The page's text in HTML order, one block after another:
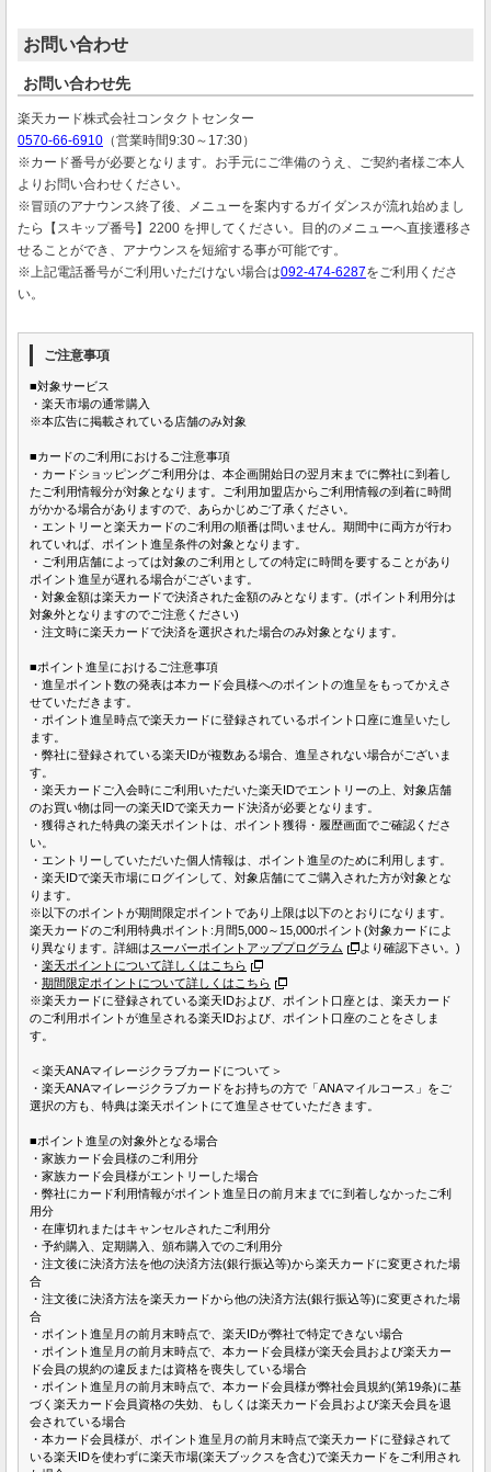
お問い合わせ
お問い合わせ先
楽天カード株式会社コンタクトセンター
0570-66-6910 （営業時間9:30～17:30）
※カード番号が必要となります。お手元にご準備のうえ、ご契約者様ご本人
よりお問い合わせください。
※冒頭のアナウンス終了後、メニューを案内するガイダンスが流れ始めまし
たら【スキップ番号】2200 を押してください。目的のメニューへ直接遷移さ
せることができ、アナウンスを短縮する事が可能です。
※上記電話番号がご利用いただけない場合は092-474-6287をご利用くださ
い。
ご注意事項
■対象サービス
・楽天市場の通常購入
※本広告に掲載されている店舗のみ対象
■カードのご利用におけるご注意事項
・カードショッピングご利用分は、本企画開始日の翌月末までに弊社に到着し
たご利用情報分が対象となります。ご利用加盟店からご利用情報の到着に時間
がかかる場合がありますので、あらかじめご了承ください。
・エントリーと楽天カードのご利用の順番は問いません。期間中に両方が行わ
れていれば、ポイント進呈条件の対象となります。
・ご利用店舗によっては対象のご利用としての特定に時間を要することがあり
ポイント進呈が遅れる場合がございます。
・対象金額は楽天カードで決済された金額のみとなります。(ポイント利用分は
対象外となりますのでご注意ください)
・注文時に楽天カードで決済を選択された場合のみ対象となります。
■ポイント進呈におけるご注意事項
・進呈ポイント数の発表は本カード会員様へのポイントの進呈をもってかえさ
せていただきます。
・ポイント進呈時点で楽天カードに登録されているポイント口座に進呈いたし
ます。
・弊社に登録されている楽天IDが複数ある場合、進呈されない場合がございま
す。
・楽天カードご入会時にご利用いただいた楽天IDでエントリーの上、対象店舗
のお買い物は同一の楽天IDで楽天カード決済が必要となります。
・獲得された特典の楽天ポイントは、ポイント獲得・履歴画面でご確認くださ
い。
・エントリーしていただいた個人情報は、ポイント進呈のために利用します。
・楽天IDで楽天市場にログインして、対象店舗にてご購入された方が対象とな
ります。
※以下のポイントが期間限定ポイントであり上限は以下のとおりになります。
楽天カードのご利用特典ポイント:月間5,000～15,000ポイント(対象カードによ
り異なります。詳細はスーパーポイントアッププログラム
より確認下さい。)
・ 楽天ポイントについて詳しくはこちら
・ 期間限定ポイントについて詳しくはこちら
※楽天カードに登録されている楽天IDおよび、ポイント口座とは、楽天カード
のご利用ポイントが進呈される楽天IDおよび、ポイント口座のことをさしま
す。
＜楽天ANAマイレージクラブカードについて＞
・楽天ANAマイレージクラブカードをお持ちの方で「ANAマイルコース」をご
選択の方も、特典は楽天ポイントにて進呈させていただきます。
■ポイント進呈の対象外となる場合
・家族カード会員様のご利用分
・家族カード会員様がエントリーした場合
・弊社にカード利用情報がポイント進呈日の前月末までに到着しなかったご利
用分
・在庫切れまたはキャンセルされたご利用分
・予約購入、定期購入、頒布購入でのご利用分
・注文後に決済方法を他の決済方法(銀行振込等)から楽天カードに変更された場
合
・注文後に決済方法を楽天カードから他の決済方法(銀行振込等)に変更された場
合
・ポイント進呈月の前月末時点で、楽天IDが弊社で特定できない場合
・ポイント進呈月の前月末時点で、本カード会員様が楽天会員および楽天カー
ド会員の規約の違反または資格を喪失している場合
・ポイント進呈月の前月末時点で、本カード会員様が弊社会員規約(第19条)に基
づく楽天カード会員資格の失効、もしくは楽天カード会員および楽天会員を退
会されている場合
・本カード会員様が、ポイント進呈月の前月末時点で楽天カードに登録されて
いる楽天IDを使わずに楽天市場(楽天ブックスを含む)で楽天カードをご利用され